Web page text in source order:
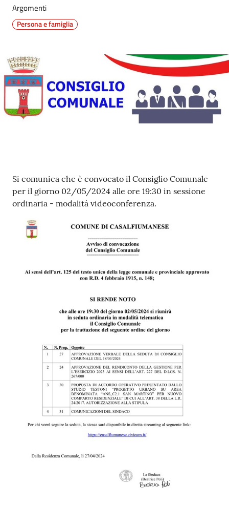
Servizi
on-
line
Tutti
gli
argomenti
Argomenti
Persona e famiglia
Contenuto
Si comunica che è convocato il Consiglio Comunale
per il giorno 02/05/2024 alle ore 19:30 in sessione
ordinaria - modalità videoconferenza.